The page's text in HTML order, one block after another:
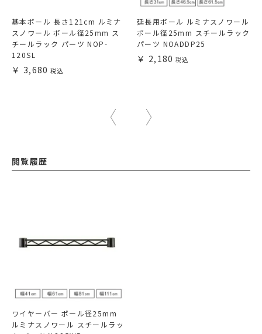
基本ポール 長さ121cm ルミナ
スノワール ポール径25mm ス
チールラック パーツ NOP-
120SL
3,680
延長用ポール ルミナスノワール
ポール径25mm スチールラック
パーツ NOADDP25
2,180
閲覧履歴
ワイヤーバー ポール径25mm
ルミナスノワール スチールラッ